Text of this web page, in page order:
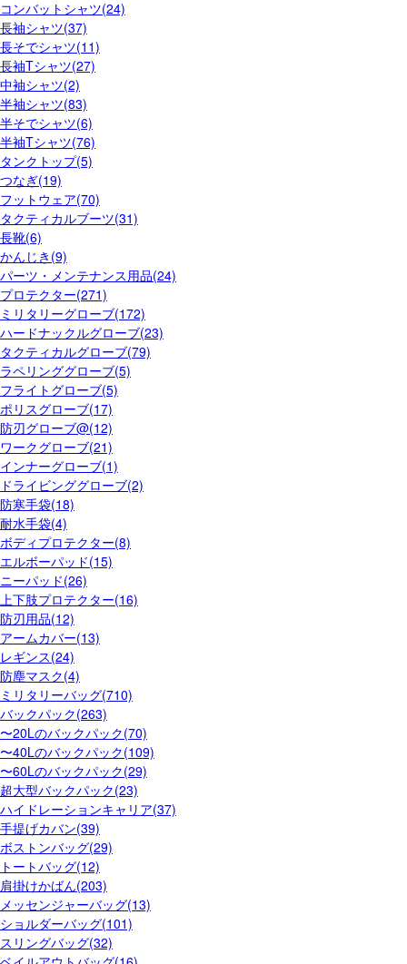
コンバットシャツ(24)
長袖シャツ(37)
長そでシャツ(11)
長袖Tシャツ(27)
中袖シャツ(2)
半袖シャツ(83)
半そでシャツ(6)
半袖Tシャツ(76)
タンクトップ(5)
つなぎ(19)
フットウェア(70)
タクティカルブーツ(31)
長靴(6)
かんじき(9)
パーツ・メンテナンス用品(24)
プロテクター(271)
ミリタリーグローブ(172)
ハードナックルグローブ(23)
タクティカルグローブ(79)
ラペリンググローブ(5)
フライトグローブ(5)
ポリスグローブ(17)
防刃グローブ@(12)
ワークグローブ(21)
インナーグローブ(1)
ドライビンググローブ(2)
防寒手袋(18)
耐水手袋(4)
ボディプロテクター(8)
エルボーパッド(15)
ニーパッド(26)
上下肢プロテクター(16)
防刃用品(12)
アームカバー(13)
レギンス(24)
防塵マスク(4)
ミリタリーバッグ(710)
バックパック(263)
〜20Lのバックパック(70)
〜40Lのバックパック(109)
〜60Lのバックパック(29)
超大型バックパック(23)
ハイドレーションキャリア(37)
手提げカバン(39)
ボストンバッグ(29)
トートバッグ(12)
肩掛けかばん(203)
メッセンジャーバッグ(13)
ショルダーバッグ(101)
スリングバッグ(32)